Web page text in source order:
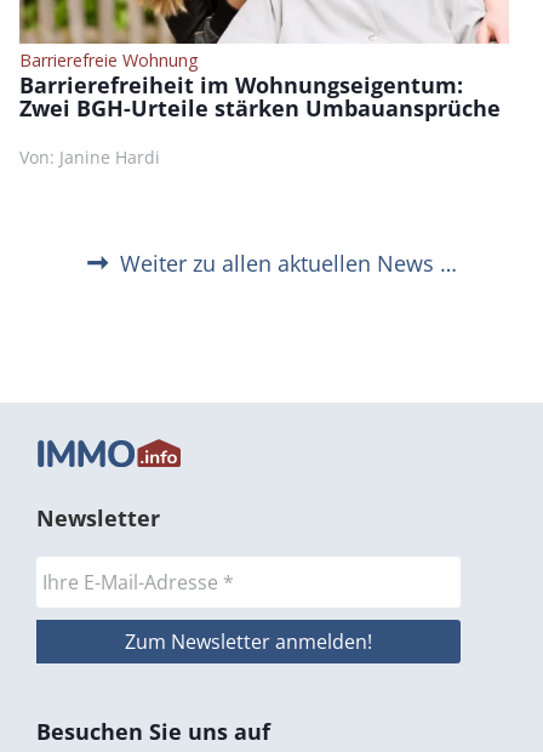
Barrierefreie Wohnung
Barrierefreiheit im Wohnungseigentum:
Zwei BGH-Urteile stärken Umbauansprüche
Von: Janine Hardi
Weiter zu allen aktuellen News …
Newsletter
Besuchen Sie uns auf